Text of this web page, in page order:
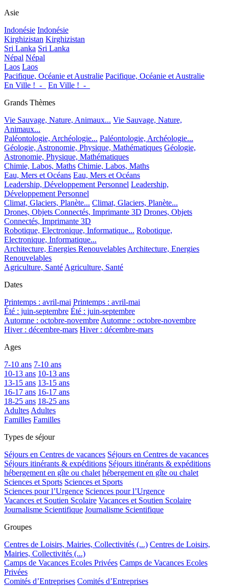
Asie
Indonésie Indonésie
Kirghizistan Kirghizistan
Sri Lanka Sri Lanka
Népal Népal
Laos Laos
Pacifique, Océanie et Australie Pacifique, Océanie et Australie
En Ville !_-_
En Ville !_-_
Grands Thèmes
Vie Sauvage, Nature, Animaux... Vie Sauvage, Nature,
Animaux...
Paléontologie, Archéologie... Paléontologie, Archéologie...
Géologie, Astronomie, Physique, Mathématiques Géologie,
Astronomie, Physique, Mathématiques
Chimie, Labos, Maths Chimie, Labos, Maths
Eau, Mers et Océans Eau, Mers et Océans
Leadership, Développement Personnel Leadership,
Développement Personnel
Climat, Glaciers, Planète... Climat, Glaciers, Planète...
Drones, Objets Connectés, Imprimante 3D Drones, Objets
Connectés, Imprimante 3D
Robotique, Electronique, Informatique... Robotique,
Electronique, Informatique...
Architecture, Energies Renouvelables Architecture, Energies
Renouvelables
Agriculture, Santé Agriculture, Santé
Dates
Printemps : avril-mai Printemps : avril-mai
Été : juin-septembre Été : juin-septembre
Automne : octobre-novembre Automne : octobre-novembre
Hiver : décembre-mars Hiver : décembre-mars
Ages
7-10 ans 7-10 ans
10-13 ans 10-13 ans
13-15 ans 13-15 ans
16-17 ans 16-17 ans
18-25 ans 18-25 ans
Adultes Adultes
Familles Familles
Types de séjour
Séjours en Centres de vacances Séjours en Centres de vacances
Séjours itinérants & expéditions Séjours itinérants & expéditions
hébergement en gîte ou chalet hébergement en gîte ou chalet
Sciences et Sports Sciences et Sports
Sciences pour l’Urgence Sciences pour l’Urgence
Vacances et Soutien Scolaire Vacances et Soutien Scolaire
Journalisme Scientifique Journalisme Scientifique
Groupes
Centres de Loisirs, Mairies, Collectivités (...) Centres de Loisirs,
Mairies, Collectivités (...)
Camps de Vacances Ecoles Privées Camps de Vacances Ecoles
Privées
Comités d’Entreprises Comités d’Entreprises